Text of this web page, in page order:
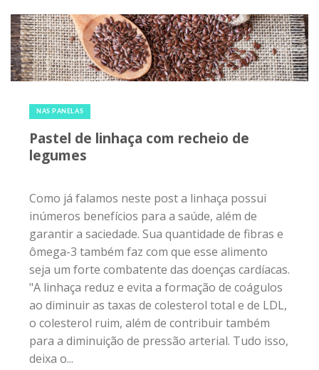
NAS PANELAS
Pastel de linhaça com recheio de
legumes
Como já falamos neste post a linhaça possui
inúmeros benefícios para a saúde, além de
garantir a saciedade. Sua quantidade de fibras e
ômega-3 também faz com que esse alimento
seja um forte combatente das doenças cardíacas.
"A linhaça reduz e evita a formação de coágulos
ao diminuir as taxas de colesterol total e de LDL,
o colesterol ruim, além de contribuir também
para a diminuição de pressão arterial. Tudo isso,
deixa o...